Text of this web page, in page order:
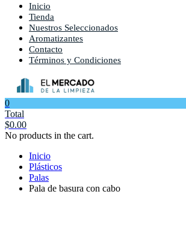
Inicio
Tienda
Nuestros Seleccionados
Aromatizantes
Contacto
Términos y Condiciones
0
Total
$0.00
No products in the cart.
Inicio
Plásticos
Palas
Pala de basura con cabo